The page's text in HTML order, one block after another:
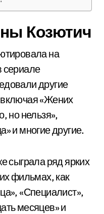
Козютич
на
сериале
другие
«Жених
но нельзя»,
и многие другие.
сыграла ряд ярких
фильмах, как
«Специалист»,
месяцев» и